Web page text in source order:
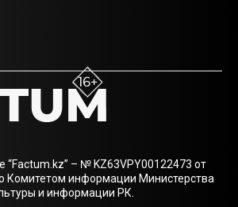
“Factum.kz” – № KZ63VPY00122473 от
Комитетом информации Министерства
и информации РК.